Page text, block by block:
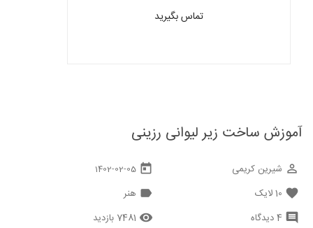
تماس بگیرید
آموزش ساخت زیر لیوانی رزینی
today
1402-02-05 perm_identity شیرین کریمی
label هنر favorite
10لایک
remove_red_eye 7481 بازدید comment 4 دیدگاه